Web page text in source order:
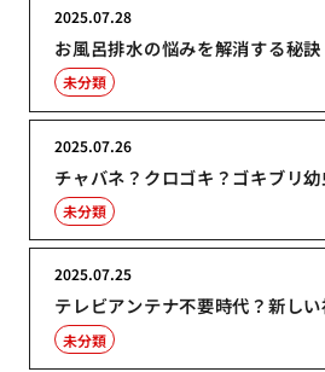
お風呂排水の悩みを解消する秘訣
2025.07.28
未分類
チャバネ？クロゴキ？ゴキブリ
2025.07.26
未分類
テレビアンテナ不要時代？新し
2025.07.25
未分類